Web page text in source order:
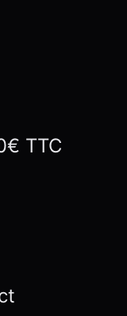
TTC